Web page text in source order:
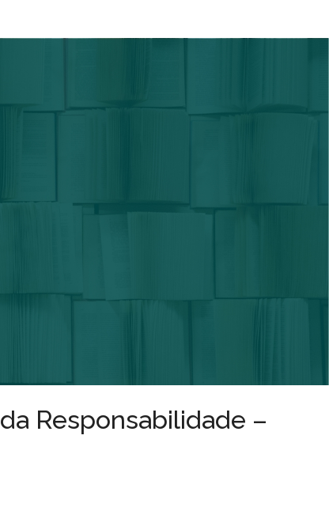
Responsabilidade –